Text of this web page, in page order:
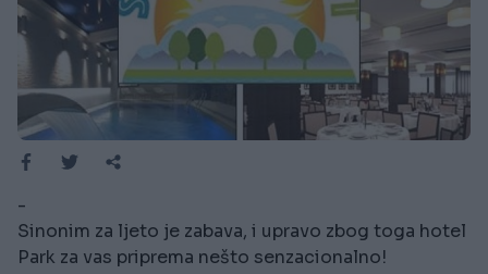
-
Sinonim za ljeto je zabava, i upravo zbog toga hotel
Park za vas priprema nešto senzacionalno!